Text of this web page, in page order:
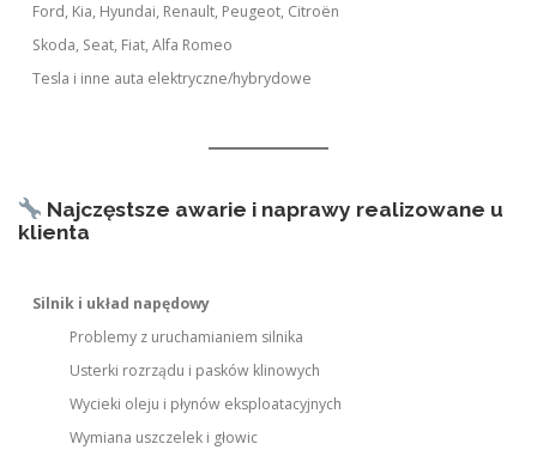
Ford, Kia, Hyundai, Renault, Peugeot, Citroën
Skoda, Seat, Fiat, Alfa Romeo
Tesla i inne auta elektryczne/hybrydowe
Najczęstsze awarie i naprawy realizowane u
klienta
Silnik i układ napędowy
Problemy z uruchamianiem silnika
Usterki rozrządu i pasków klinowych
Wycieki oleju i płynów eksploatacyjnych
Wymiana uszczelek i głowic